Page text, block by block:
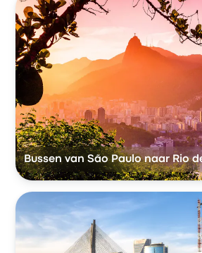
Bussen van São Paulo naar Rio